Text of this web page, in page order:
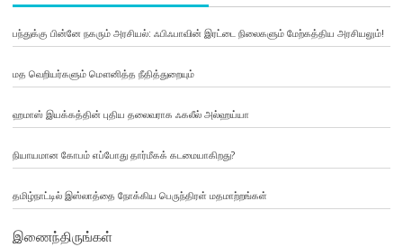
பந்துக்கு பின்னே நகரும் அரசியல்: ஃபிஃபாவின் இரட்டை நிலைகளும் மேற்கத்திய அரசியலும்!
மத வெறியர்களும் மௌனித்த நீதித்துறையும்
ஹமாஸ் இயக்கத்தின் புதிய தலைவராக ஃகலீல் அல்ஹய்யா
நியாயமான கோபம் எப்போது தார்மீகக் கடமையாகிறது?
தமிழ்நாட்டில் இஸ்லாத்தை நோக்கிய பெருந்திரள் மதமாற்றங்கள்
இணைந்திருங்கள்